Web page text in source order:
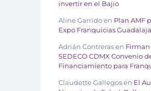
invertir en el Bajío
Aline Garridoen Plan AMF
Expo Franquicias
Adrián Contrerasen Firman
SEDECO CDMX Convenio
Financiamiento para
Claudette Gallegosen El